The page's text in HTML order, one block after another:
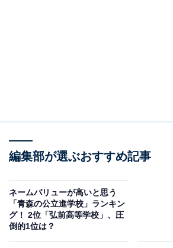
編集部が選ぶおすすめ記事
ネームバリューが高いと思う
「青森の公立進学校」ランキン
グ！ 2位「弘前高等学校」、圧
倒的1位は？